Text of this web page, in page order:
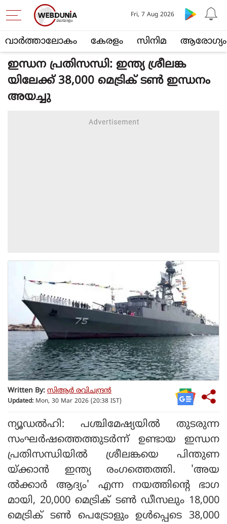
വാര്‍ത്താലോകം കേരളം സിനിമ ആരോഗ്യം
Fri, 7 Aug 2026
ഇന്ധന പ്രതിസന്ധി: ഇന്ത്യ ശ്രീലങ്ക
യിലേക്ക് 38,000 മെട്രിക് ടണ്‍ ഇന്ധനം
അയച്ചു
Written By: സിആര്‍ രവിചന്ദ്രന്‍
Updated: Mon, 30 Mar 2026 (20:38 IST)
ന്യൂഡല്‍ഹി: പശ്ചിമേഷ്യയില്‍ തുടരുന്ന
സംഘര്‍ഷത്തെത്തുടര്‍ന്ന് ഉണ്ടായ ഇന്ധന
പ്രതിസന്ധിയില്‍ ശ്രീലങ്കയെ പിന്തുണ
യ്ക്കാന്‍ ഇന്ത്യ രംഗത്തെത്തി. 'അയ
ല്‍ക്കാര്‍ ആദ്യം' എന്ന നയത്തിന്റെ ഭാഗ
മായി, 20,000 മെട്രിക് ടണ്‍ ഡീസലും 18,000
മെട്രിക് ടണ്‍ പെട്രോളും ഉള്‍പ്പെടെ 38,000